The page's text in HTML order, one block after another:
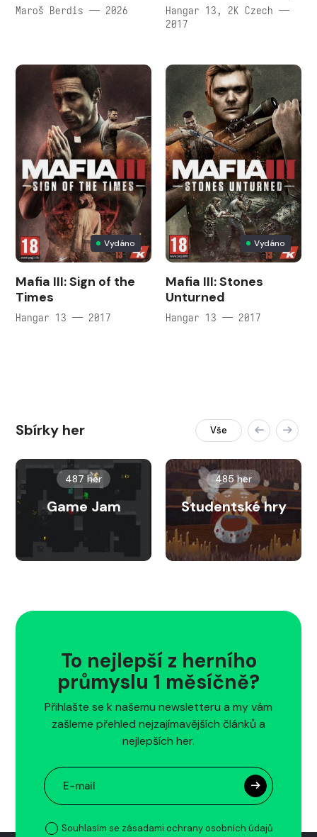
Maroš Berdis — 2026
Hangar 13, 2K Czech —
2017
Vydáno
Mafia III: Sign of the
Times
Hangar 13 — 2017
Vydáno
Mafia III: Stones
Unturned
Hangar 13 — 2017
Sbírky her Vše
487 her
Game Jam
485 her
Studentské hry
To nejlepší z herního
průmyslu 1 měsíčně?
Přihlašte se k našemu newsletteru a my vám
zašleme přehled nejzajímavějších článků a
nejlepších her.
Souhlasím se zásadami ochrany osobních údajů